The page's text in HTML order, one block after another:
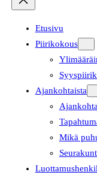
Etusivu
Piirikokous
Ajankohtaista
Mikä